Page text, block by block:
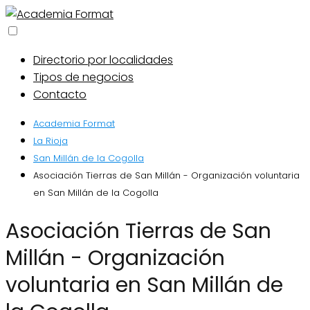
Directorio por localidades
Tipos de negocios
Contacto
Academia Format
La Rioja
San Millán de la Cogolla
Asociación Tierras de San Millán - Organización voluntaria
en San Millán de la Cogolla
Asociación Tierras de San
Millán - Organización
voluntaria en San Millán de